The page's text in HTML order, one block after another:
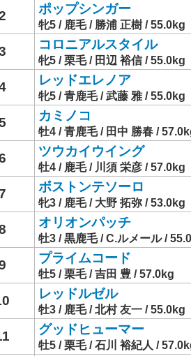
ポップシンガー
牝5 / 鹿毛 / 勝浦 正樹 / 55.0kg
コロニアルスタイル
牝5 / 栗毛 / 田辺 裕信 / 55.0kg
レッドエレノア
牝5 / 青鹿毛 / 武藤 雅 / 55.0kg
カミノコ
牡4 / 青鹿毛 / 田中 勝春 /
ツウカイウイング
牡4 / 鹿毛 / 川須 栄彦 / 57.0kg
ボストンテソーロ
牝3 / 鹿毛 / 大野 拓弥 / 53.0kg
オリオンパッチ
牡3 / 黒鹿毛 / C.ルメール /
プライムコード
牡5 / 栗毛 / 吉田 豊 / 57.0kg
レッドルゼル
牡3 / 鹿毛 / 北村 友一 / 55.0kg
グッドヒューマー
牡5 / 栗毛 / 石川 裕紀人 /